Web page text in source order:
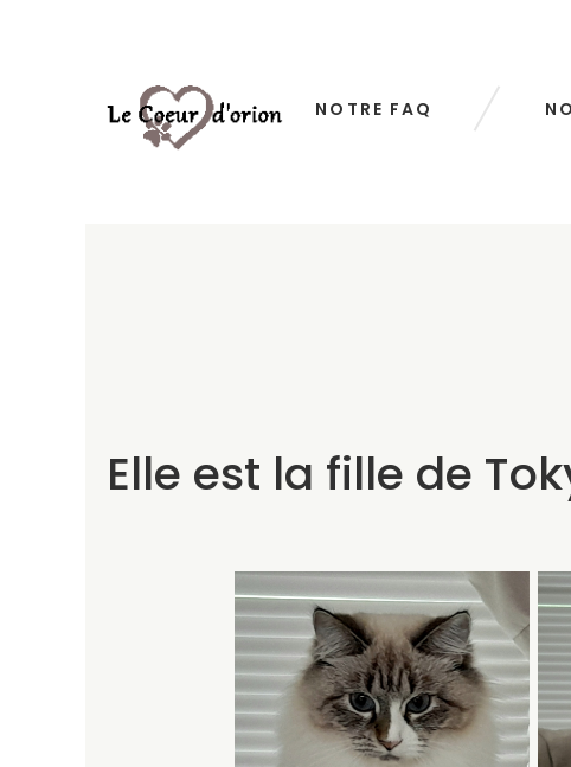
NOTRE FAQ
Elle est la fille de